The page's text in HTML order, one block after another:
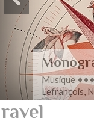
Musique
Henninger,
ravel